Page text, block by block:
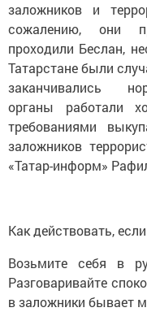
заложников и
сожалению, они
проходили Беслан,
Татарстане были
заканчивались
органы работали
требованиями
заложников
«Татар-информ»
Как действовать,
Возьмите себя в
Разговаривайте
в заложники бывает